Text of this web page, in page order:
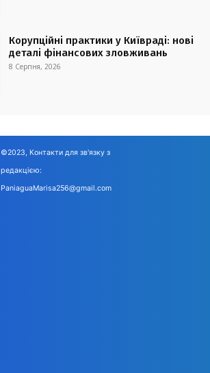
Корупційні практики у Київраді: нові
деталі фінансових зловживань
8 Серпня, 2026
©2023, Контакти для зв'язку з
редакцією:
PaniaguaMarisa256@gmail.com